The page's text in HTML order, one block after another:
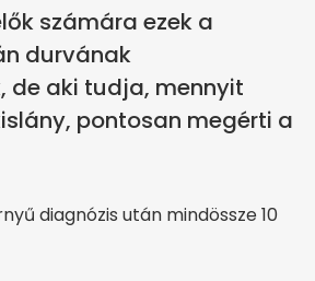
számára ezek a
durvának
de aki tudja, mennyit
pontosan megérti a
diagnózis után mindössze 10